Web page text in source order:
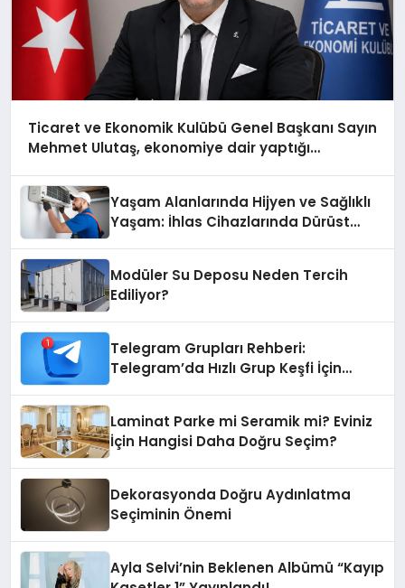
Ticaret ve Ekonomik Kulübü Genel Başkanı Sayın
Mehmet Ulutaş, ekonomiye dair yaptığı
Yaşam Alanlarında Hijyen ve Sağlıklı
Yaşam: İhlas Cihazlarında Dürüst
Modüler Su Deposu Neden Tercih
Ediliyor?
Telegram Grupları Rehberi:
Telegram’da Hızlı Grup Keşfi İçin
Laminat Parke mi Seramik mi? Eviniz
İçin Hangisi Daha Doğru Seçim?
Dekorasyonda Doğru Aydınlatma
Seçiminin Önemi
Ayla Selvi’nin Beklenen Albümü “Kayıp